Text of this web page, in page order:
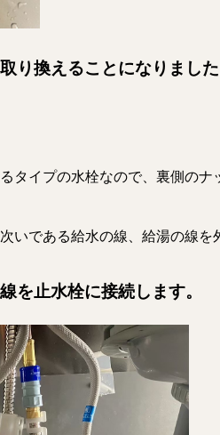
り換えることになりました
タイプの水栓なので、裏側のナ
いである給水の線、給湯の線を
を止水栓に接続します。